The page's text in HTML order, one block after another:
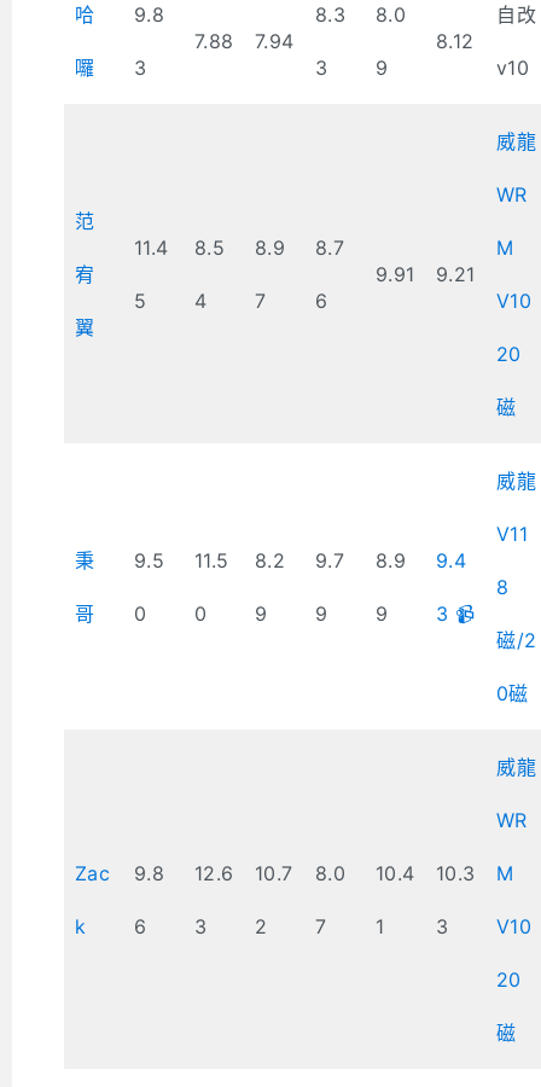
哈
囉
9.8
3
7.88 7.94
8.3
3
8.0
9
8.12
自改
v10
范
宥
翼
11.4
5
8.5
4
8.9
7
8.7
6
9.91 9.21
威龍
WR
M
V10
20
磁
秉
哥
9.5
0
11.5
0
8.2
9
9.7
9
8.9
9
9.4
3 📹
威龍
V11
8
磁/2
0磁
Zac
k
9.8
6
12.6
3
10.7
2
8.0
7
10.4
1
10.3
3
威龍
WR
M
V10
20
磁